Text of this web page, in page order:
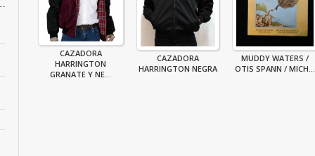
CAZADORA
HARRINGTON
GRANATE Y NE...
CAZADORA
HARRINGTON NEGRA
MUDDY WATERS /
OTIS SPANN / MICH...